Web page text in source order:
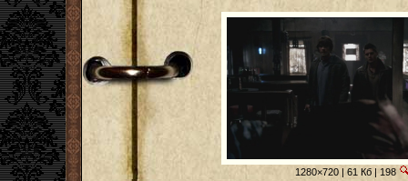
1280×720 | 61 Кб | 198